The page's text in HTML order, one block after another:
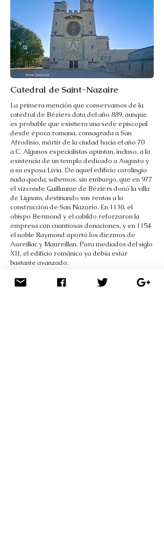
Catedral de Saint-Nazaire
La primera mención que conservamos de la
catedral de Béziers data del año 889, aunque
es probable que existiera una sede episcopal
desde época romana, consagrada a San
Afrodisio, mártir de la ciudad hacia el año 70
a.C. Algunos especialistas apuntan, incluso, a la
existencia de un templo dedicado a Augusto y
a su esposa Livia. De aquel edificio carolingio
nada queda; sabemos, sin embargo, que en 977
el vizconde Guillaume de Béziers donó la villa
de Lignam, destinando sus rentas a la
construcción de San Nazario. En 1130, el
obispo Bermond y el cabildo reforzaron la
empresa con cuantiosas donaciones, y en 1154
el noble Raymond aportó los diezmos de
Aureillac y Maureillan. Para mediados del siglo
XII, el edificio románico ya debía estar
bastante avanzado.
En el exterior, la fachada principal se impone